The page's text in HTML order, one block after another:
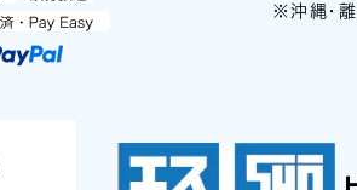
※沖縄・離